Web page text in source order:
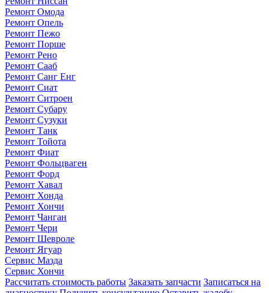
Ремонт Омода
Ремонт Опель
Ремонт Пежо
Ремонт Порше
Ремонт Рено
Ремонт Сааб
Ремонт Санг Енг
Ремонт Сиат
Ремонт Ситроен
Ремонт Субару
Ремонт Сузуки
Ремонт Танк
Ремонт Тойота
Ремонт Фиат
Ремонт Фольцваген
Ремонт Форд
Ремонт Хавал
Ремонт Хонда
Ремонт Хончи
Ремонт Чанган
Ремонт Чери
Ремонт Шевроле
Ремонт Ягуар
Сервис Мазда
Сервис Хончи
Рассчитать стоимость работы Заказать запчасти Записаться на